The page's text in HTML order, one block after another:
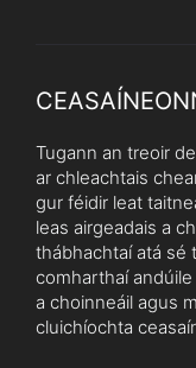
Tugann an treoir
ar chleachtais
gur féidir leat
leas airgeadais a
thábhachtaí atá sé
comharthaí
a choinneáil agus
cluichíochta